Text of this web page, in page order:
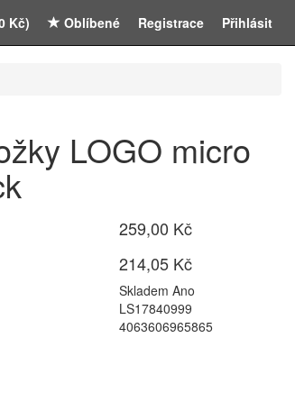
Registrace Přihlásit
Kč) Oblíbené
LOGO micro
259,00 Kč
214,05 Kč
Skladem Ano
LS17840999
4063606965865